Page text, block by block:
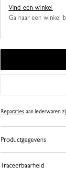
Vind een winkel
Ga naar een winkel
Reparaties aan lederwaren
Productgegevens
Traceerbaarheid